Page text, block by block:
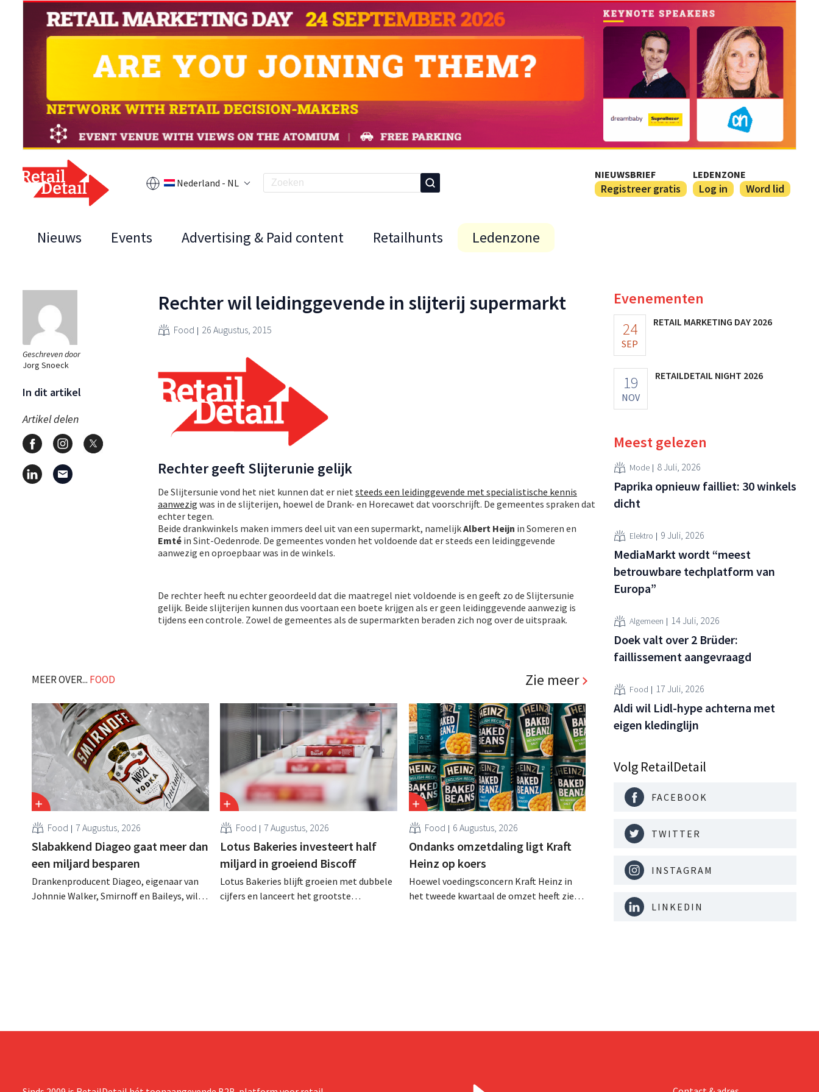
Nederland - NL
NIEUWSBRIEF
Registreer gratis
LEDENZONE
Log in Word lid
Nieuws Events Advertising & Paid content Retailhunts Ledenzone
Geschreven door
Jorg Snoeck
In dit artikel
Artikel delen
Rechter wil leidinggevende in slijterij supermarkt
Food 26 Augustus, 2015
Rechter geeft Slijterunie gelijk
De Slijtersunie vond het niet kunnen dat er niet steeds een leidinggevende met specialistische kennis
aanwezig was in de slijterijen, hoewel de Drank- en Horecawet dat voorschrijft. De gemeentes spraken dat
echter tegen.
Beide drankwinkels maken immers deel uit van een supermarkt, namelijkAlbert Heijn in Someren en
Emté in Sint-Oedenrode. De gemeentes vonden het voldoende dat er steeds een leidinggevende
aanwezig en oproepbaar was in de winkels.
De rechter heeft nu echter geoordeeld dat die maatregel niet voldoende is en geeft zo de Slijtersunie
gelijk. Beide slijterijen kunnen dus voortaan een boete krijgen als er geen leidinggevende aanwezig is
tijdens een controle. Zowel de gemeentes als de supermarkten beraden zich nog over de uitspraak.
MEER OVER... FOOD Zie meer
Food 7 Augustus, 2026
Slabakkend Diageo gaat meer dan
een miljard besparen
Drankenproducent Diageo, eigenaar van
Johnnie Walker, Smirnoff en Baileys, wil
Food 7 Augustus, 2026
Lotus Bakeries investeert half
miljard in groeiend Biscoff
Lotus Bakeries blijft groeien met dubbele
cijfers en lanceert het grootste
Food 6 Augustus, 2026
Ondanks omzetdaling ligt Kraft
Heinz op koers
Hoewel voedingsconcern Kraft Heinz in
het tweede kwartaal de omzet heeft zien
Evenementen
24
SEP
RETAIL MARKETING DAY 2026
19
NOV
RETAILDETAIL NIGHT 2026
Meest gelezen
Mode 8 Juli, 2026
Paprika opnieuw failliet: 30 winkels
dicht
Elektro 9 Juli, 2026
MediaMarkt wordt “meest
betrouwbare techplatform van
Europa”
Algemeen 14 Juli, 2026
Doek valt over 2 Brüder:
faillissement aangevraagd
Food 17 Juli, 2026
Aldi wil Lidl-hype achterna met
eigen kledinglijn
Volg RetailDetail
FACEBOOK
TWITTER
INSTAGRAM
LINKEDIN